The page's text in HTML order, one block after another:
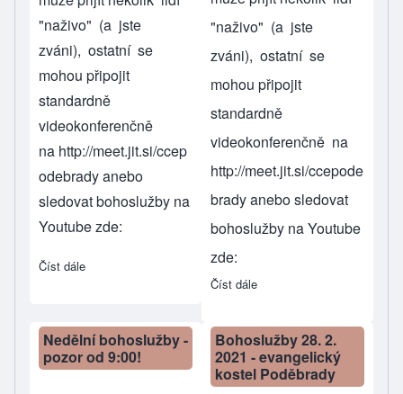
"naživo" (a jste
zváni), ostatní se
mohou připojit
standardně
videokonferenčně
na http://meet.jit.si/ccep
odebradyanebo
sledovat bohoslužby na
Youtube zde:
Číst dále about Bohoslužby 21. 3. evangelický kostel Poděbrady
"naživo" (a jste
zváni), ostatní se
mohou připojit
standardně
videokonferenčně na
http://meet.jit.si/ccepode
bradyanebo sledovat
bohoslužby na Youtube
zde:
Číst dále
Nedělní bohoslužby -
pozor od 9:00!
Bohoslužby 28. 2.
2021 - evangelický
kostel Poděbrady